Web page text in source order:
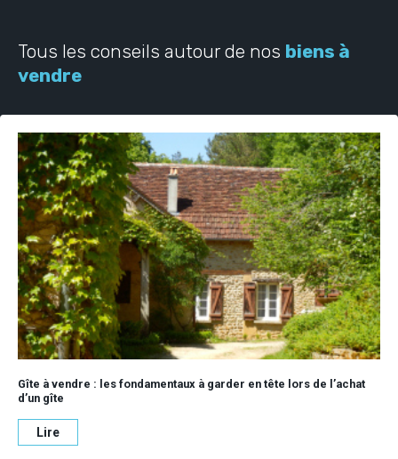
Tous les conseils autour de nos biens à
vendre
Gîte à vendre : les fondamentaux à garder en tête lors de l’achat
d’un gîte
Lire